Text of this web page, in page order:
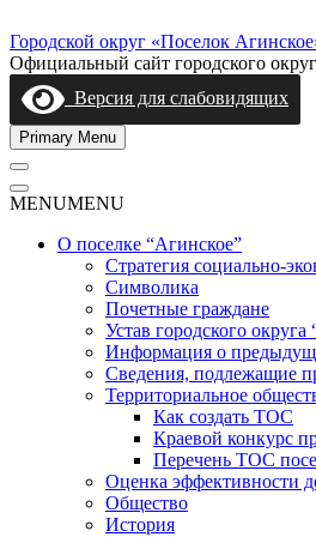
to
content
Городской округ «Поселок
Официальный сайт городского
Версия для слабовидящих
Primary Menu
MENUMENU
О поселке “Агинское”
Стратегия социально-
Символика
Почетные граждане
Устав городского
Информация о
Сведения, подлежащие
Территориальное
Как создать ТОС
Краевой конкурс
Перечень ТОС
Оценка эффективности
Общество
История